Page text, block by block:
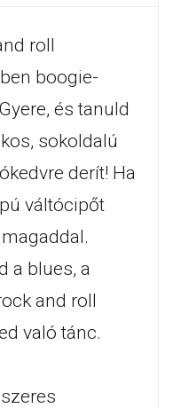
roll
boogie-
és tanuld
sokoldalú
derít! Ha
váltócipőt
a blues, a
and roll
való tánc.